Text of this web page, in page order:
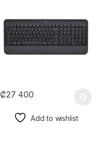
₡27 400
Add to wishlist